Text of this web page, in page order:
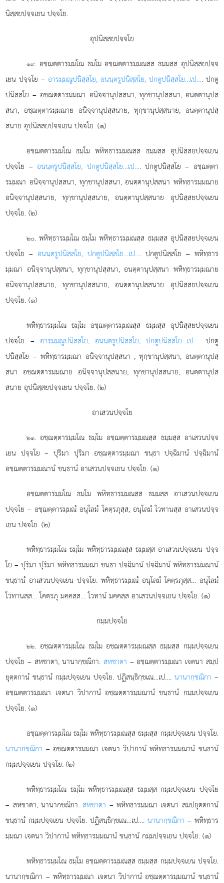
นิสฺสยปจฺจเยน ปจฺจโย.
อุปนิสฺสยปจฺจโย
๑๙. อชฺฌตฺตารมฺมโณ ธมฺโม อชฺฌตฺตารมฺมณสฺส ธมฺมสฺส อุปนิสฺสยปจฺจ
เยน ปจฺจโย – อารมฺมณูปนิสฺสโย, อนนฺตรูปนิสฺสโย, ปกตูปนิสฺสโย…เป…. ปกตู
ปนิสฺสโย – อชฺฌตฺตารมฺมณา อนิจฺจานุปสฺสนา, ทุกฺขานุปสฺสนา, อนตฺตานุปสฺ
สนา, อชฺฌตฺตารมฺมณาย อนิจฺจานุปสฺสนาย, ทุกฺขานุปสฺสนาย, อนตฺตานุปสฺ
สนาย อุปนิสฺสยปจฺจเยน ปจฺจโย. (๑)
อชฺฌตฺตารมฺมโณ ธมฺโม พหิทฺธารมฺมณสฺส ธมฺมสฺส อุปนิสฺสยปจฺจเยน
ปจฺจโย –อนนฺตรูปนิสฺสโย, ปกตูปนิสฺสโย…เป…. ปกตูปนิสฺสโย – อชฺฌตฺตา
รมฺมณา อนิจฺจานุปสฺสนา, ทุกฺขานุปสฺสนา, อนตฺตานุปสฺสนา พหิทฺธารมฺมณาย
อนิจฺจานุปสฺสนาย, ทุกฺขานุปสฺสนาย, อนตฺตานุปสฺสนาย อุปนิสฺสยปจฺจเยน
ปจฺจโย. (๒)
๒๐. พหิทฺธารมฺมโณ ธมฺโม พหิทฺธารมฺมณสฺส ธมฺมสฺส อุปนิสฺสยปจฺจเยน
ปจฺจโย – อนนฺตรูปนิสฺสโย, ปกตูปนิสฺสโย…เป…. ปกตูปนิสฺสโย – พหิทฺธาร
มฺมณา อนิจฺจานุปสฺสนา, ทุกฺขานุปสฺสนา, อนตฺตานุปสฺสนา พหิทฺธารมฺมณาย
อนิจฺจานุปสฺสนาย, ทุกฺขานุปสฺสนาย, อนตฺตานุปสฺสนาย อุปนิสฺสยปจฺจเยน
ปจฺจโย. (๑)
พหิทฺธารมฺมโณ ธมฺโม อชฺฌตฺตารมฺมณสฺส ธมฺมสฺส อุปนิสฺสยปจฺจเยน
ปจฺจโย – อารมฺมณูปนิสฺสโย, อนนฺตรูปนิสฺสโย, ปกตูปนิสฺสโย…เป…. ปกตู
ปนิสฺสโย – พหิทฺธารมฺมณา อนิจฺจานุปสฺสนา , ทุกฺขานุปสฺสนา, อนตฺตานุปสฺ
สนา อชฺฌตฺตารมฺมณาย อนิจฺจานุปสฺสนาย, ทุกฺขานุปสฺสนาย, อนตฺตานุปสฺ
สนาย อุปนิสฺสยปจฺจเยน ปจฺจโย. (๒)
อาเสวนปจฺจโย
๒๑. อชฺฌตฺตารมฺมโณธมฺโม อชฺฌตฺตารมฺมณสฺส ธมฺมสฺส อาเสวนปจฺจ
เยน ปจฺจโย – ปุริมา ปุริมา อชฺฌตฺตารมฺมณา ขนฺธา ปจฺฉิมานํ ปจฺฉิมานํ
อชฺฌตฺตารมฺมณานํ ขนฺธานํ อาเสวนปจฺจเยน ปจฺจโย. (๑)
อชฺฌตฺตารมฺมโณ ธมฺโม พหิทฺธารมฺมณสฺส ธมฺมสฺส อาเสวนปจฺจเยน
ปจฺจโย – อชฺฌตฺตารมฺมณํ อนุโลมํ โคตฺรภุสฺส, อนุโลมํ โวทานสฺส อาเสวนปจฺจ
เยน ปจฺจโย. (๒)
พหิทฺธารมฺมโณ ธมฺโม พหิทฺธารมฺมณสฺส ธมฺมสฺส อาเสวนปจฺจเยน ปจฺจ
โย – ปุริมา ปุริมา พหิทฺธารมฺมณา ขนฺธา ปจฺฉิมานํ ปจฺฉิมานํ พหิทฺธารมฺมณานํ
ขนฺธานํ อาเสวนปจฺจเยน ปจฺจโย. พหิทฺธารมฺมณํ อนุโลมํ โคตฺรภุสฺส… อนุโลมํ
โวทานสฺส… โคตฺรภุ มคฺคสฺส… โวทานํ มคฺคสฺส อาเสวนปจฺจเยน ปจฺจโย. (๑)
กมฺมปจฺจโย
๒๒. อชฺฌตฺตารมฺมโณ ธมฺโม อชฺฌตฺตารมฺมณสฺส ธมฺมสฺส กมฺมปจฺจเยน
ปจฺจโย – สหชาตา, นานากฺขณิกา. สหชาตา – อชฺฌตฺตารมฺมณา เจตนา สมฺป
ยุตฺตกานํ ขนฺธานํ กมฺมปจฺจเยน ปจฺจโย. ปฏิสนฺธิกฺขเณ…เป…. นานากฺขณิกา –
อชฺฌตฺตารมฺมณา เจตนา วิปากานํ อชฺฌตฺตารมฺมณานํ ขนฺธานํ กมฺมปจฺจเยน
ปจฺจโย. (๑)
อชฺฌตฺตารมฺมโณ ธมฺโม พหิทฺธารมฺมณสฺส ธมฺมสฺส กมฺมปจฺจเยน ปจฺจโย.
นานากฺขณิกา – อชฺฌตฺตารมฺมณา เจตนา วิปากานํ พหิทฺธารมฺมณานํ ขนฺธานํ
กมฺมปจฺจเยน ปจฺจโย. (๒)
พหิทฺธารมฺมโณ ธมฺโม พหิทฺธารมฺมณสฺส ธมฺมสฺส กมฺมปจฺจเยน ปจฺจโย
– สหชาตา, นานากฺขณิกา.สหชาตา – พหิทฺธารมฺมณา เจตนา สมฺปยุตฺตกานํ
ขนฺธานํ กมฺมปจฺจเยน ปจฺจโย. ปฏิสนฺธิกฺขเณ…เป…. นานากฺขณิกา – พหิทฺธาร
มฺมณา เจตนา วิปากานํ พหิทฺธารมฺมณานํ ขนฺธานํ กมฺมปจฺจเยน ปจฺจโย. (๑)
พหิทฺธารมฺมโณ ธมฺโม อชฺฌตฺตารมฺมณสฺส ธมฺมสฺส กมฺมปจฺจเยน ปจฺจโย.
นานากฺขณิกา – พหิทฺธารมฺมณา เจตนา วิปากานํ อชฺฌตฺตารมฺมณานํ ขนฺธานํ